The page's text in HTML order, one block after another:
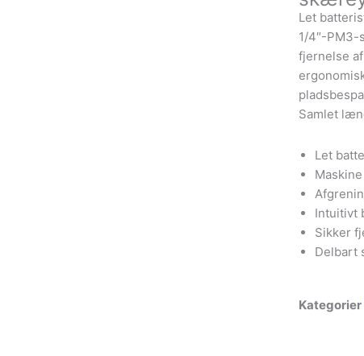
Let
1/4″-
fjernelse
Samlet
Let
Intuitivt
Sikker
Delbart
Kategorier